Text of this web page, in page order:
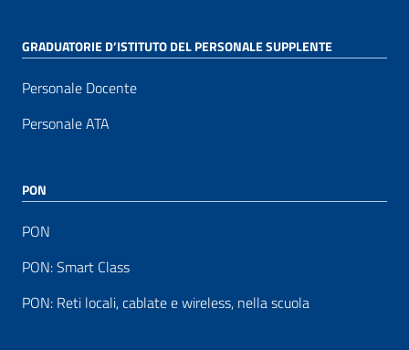
GRADUATORIE D’ISTITUTO DEL PERSONALE SUPPLENTE
Personale Docente
Personale ATA
PON
PON
PON: Smart Class
PON: Reti locali, cablate e wireless, nella scuola